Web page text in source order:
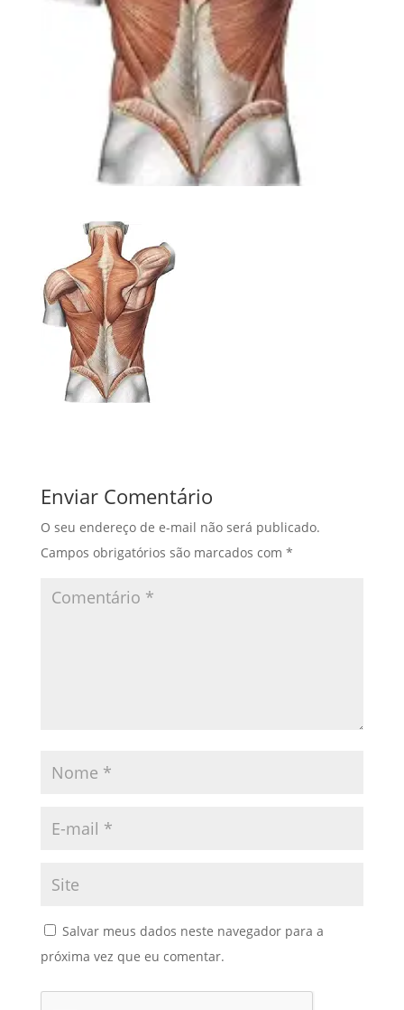
Enviar Comentário
O seu endereço de e-mail não será publicado.
Campos obrigatórios são marcados com *
Salvar meus dados neste navegador para a
próxima vez que eu comentar.